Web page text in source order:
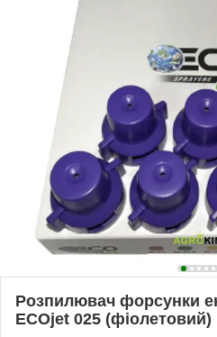
Розпилювач форсунки
ECOjet 025 (фіолетовий)